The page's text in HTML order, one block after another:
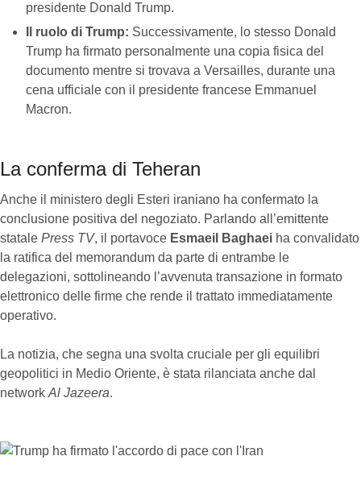
presidente Donald Trump.
Il ruolo di Trump: Successivamente, lo stesso Donald
Trump ha firmato personalmente una copia fisica del
documento mentre si trovava a Versailles, durante una
cena ufficiale con il presidente francese Emmanuel
Macron.
La conferma di Teheran
Anche il ministero degli Esteri iraniano ha confermato la
conclusione positiva del negoziato. Parlando all’emittente
statale Press TV, il portavoce Esmaeil Baghaei ha convalidato
la ratifica del memorandum da parte di entrambe le
delegazioni, sottolineando l’avvenuta transazione in formato
elettronico delle firme che rende il trattato immediatamente
operativo.
La notizia, che segna una svolta cruciale per gli equilibri
geopolitici in Medio Oriente, è stata rilanciata anche dal
network Al Jazeera.